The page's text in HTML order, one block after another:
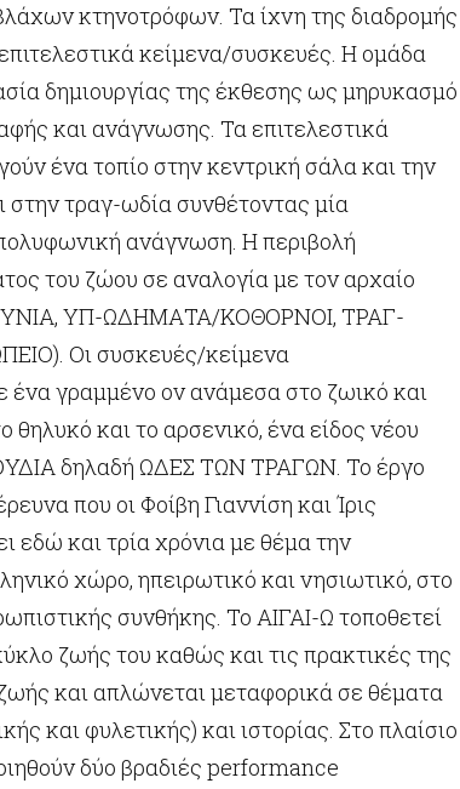
κτηνοτρόφων. Τα ίχνη της διαδρομής
κείμενα/συσκευές. Η ομάδα
δημιουργίας της έκθεσης ως μηρυκασμό
και ανάγνωσης. Τα επιτελεστικά
ένα τοπίο στην κεντρική σάλα και την
στην τραγ-ωδία συνθέτοντας μία
ανάγνωση. Η περιβολή
του ζώου σε αναλογία με τον αρχαίο
ΥΠ-ΩΔΗΜΑΤΑ/ΚΟΘΟΡΝΟΙ, ΤΡΑΓ-
Οι συσκευές/κείμενα
γραμμένο ον ανάμεσα στο ζωικό και
και το αρσενικό, ένα είδος νέου
δηλαδή ΩΔΕΣ ΤΩΝ ΤΡΑΓΩΝ. Το έργο
που οι Φοίβη Γιαννίση και Ίρις
εδώ και τρία χρόνια με θέμα την
χώρο, ηπειρωτικό και νησιωτικό, στο
συνθήκης. Το ΑΙΓΑΙ-Ω τοποθετεί
ζωής του καθώς και τις πρακτικές της
και απλώνεται μεταφορικά σε θέματα
και φυλετικής) και ιστορίας. Στο πλαίσιο
δύο βραδιές performance